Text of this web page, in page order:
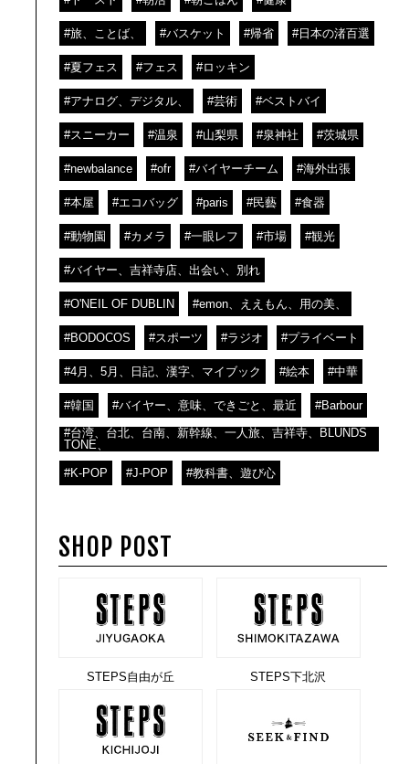
#旅、ことば、 #バスケット #帰省 #日本の渚百選
#夏フェス #フェス #ロッキン
#アナログ、デジタル、 #芸術 #ベストバイ
#スニーカー #温泉 #山梨県 #泉神社 #茨城県
#newbalance #ofr #バイヤーチーム #海外出張
#本屋 #エコバッグ #paris #民藝 #食器
#動物園 #カメラ #一眼レフ #市場 #観光
#バイヤー、吉祥寺店、出会い、別れ
#O'NEIL OF DUBLIN #emon、ええもん、用の美、
#BODOCOS #スポーツ #ラジオ #プライベート
#4月、5月、日記、漢字、マイブック #絵本 #中華
#韓国 #バイヤー、意味、できごと、最近 #Barbour
#台湾、台北、台南、新幹線、一人旅、吉祥寺、BLUNDS
TONE、
#K-POP #J-POP #教科書、遊び心
SHOP POST
STEPS自由が丘 STEPS下北沢